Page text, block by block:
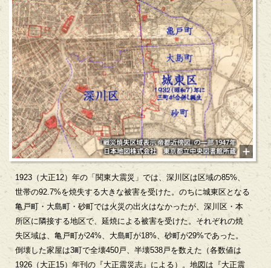
1923（大正12）年の「関東大震災」では、深川区は区域の85%、
世帯の92.7%を焼失する大きな被害を受けた。のちに城東区となる
亀戸町・大島町・砂町では火災の出火はなかったが、深川区・本
所区に隣接する地区で、延焼による被害を受けた。それぞれの焼
失区域は、亀戸町が24%、大島町が18%、砂町が29%であった。
倒壊した家屋は3町で全壊450戸、半壊538戸を数えた（各数値は
1926（大正15）年刊の『大正震災志』による）。地図は『大正震